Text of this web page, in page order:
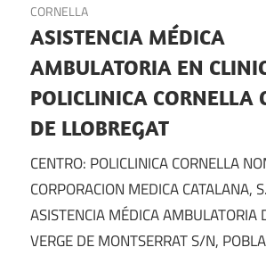
CORNELLA
ASISTENCIA MÉDICA
AMBULATORIA EN
POLICLINICA CORNELLA
DE LLOBREGAT
CENTRO: POLICLINICA CORNELLA
CORPORACION MEDICA CATALANA,
ASISTENCIA MÉDICA AMBULATORIA
VERGE DE MONTSERRAT S/N,